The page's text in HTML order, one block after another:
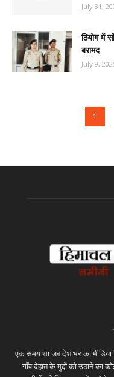
July 31,
ठियोग में
बरामद
July 9,
1
एक समय था जब देश भर का मीडिया
गाँव देहात के मुद्दों को उठाने का